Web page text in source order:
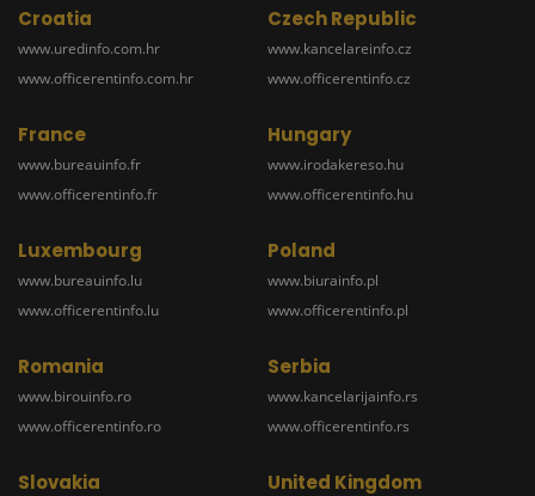
Croatia
www.uredinfo.com.hr
www.officerentinfo.com.hr
Czech Republic
www.kancelareinfo.cz
www.officerentinfo.cz
France
www.bureauinfo.fr
www.officerentinfo.fr
Hungary
www.irodakereso.hu
www.officerentinfo.hu
Luxembourg
www.bureauinfo.lu
www.officerentinfo.lu
Poland
www.biurainfo.pl
www.officerentinfo.pl
Romania
www.birouinfo.ro
www.officerentinfo.ro
Serbia
www.kancelarijainfo.rs
www.officerentinfo.rs
Slovakia United Kingdom